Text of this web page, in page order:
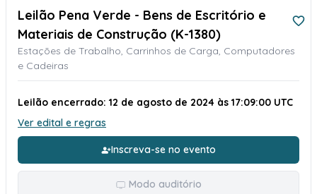
Leilão Pena Verde - Bens de Escritório e
Materiais de Construção (K-1380)
Estações de Trabalho, Carrinhos de Carga, Computadores
e Cadeiras
Leilão encerrado: 12 de agosto de 2024 às 17:09:00 UTC
Ver edital e regras
Inscreva-se no evento
Modo auditório